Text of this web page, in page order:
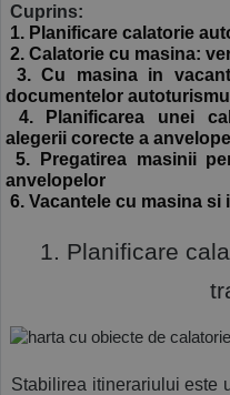
Cuprins:
1. Planificare calatorie
2. Calatorie cu masina:
3. Cu masina in
documentelor
4. Planificarea unei
alegerii corecte a
5. Pregatirea masinii
anvelopelor
6. Vacantele cu masina
1. Planificare
Stabilirea itinerariului este